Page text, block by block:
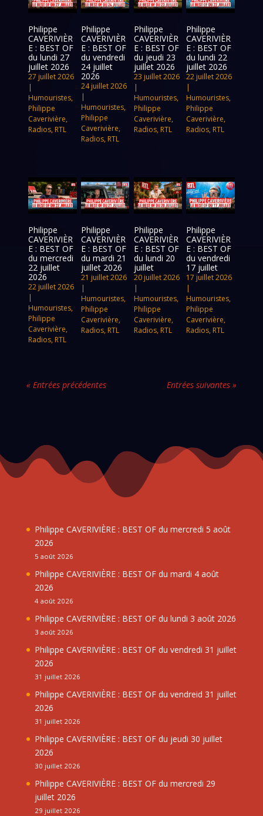
Philippe
CAVERIVIÈR
E : BEST OF
du lundi 27
juillet 2026
27 juillet 2026
|
Humouristes,
Philippe
Caverivière,
Radios, RTL
Philippe
CAVERIVIÈR
E : BEST OF
du vendredi
24 juillet
2026
24 juillet 2026
|
Humouristes,
Philippe
Caverivière,
Radios, RTL
Philippe
CAVERIVIÈR
E : BEST OF
du jeudi 23
juillet 2026
23 juillet 2026
|
Humouristes,
Philippe
Caverivière,
Radios, RTL
Philippe
CAVERIVIÈR
E : BEST OF
du lundi 22
juillet 2026
22 juillet 2026
|
Humouristes,
Philippe
Caverivière,
Radios, RTL
Philippe
CAVERIVIÈR
E : BEST OF
du mercredi
22 juillet
2026
22 juillet 2026
|
Humouristes,
Philippe
Caverivière,
Radios, RTL
Philippe
CAVERIVIÈR
E : BEST OF
du mardi 21
juillet 2026
21 juillet 2026
|
Humouristes,
Philippe
Caverivière,
Radios, RTL
Philippe
CAVERIVIÈR
E : BEST OF
du lundi 20
juillet
20 juillet 2026
|
Humouristes,
Philippe
Caverivière,
Radios, RTL
Philippe
CAVERIVIÈR
E : BEST OF
du vendredi
17 juillet
17 juillet 2026
|
Humouristes,
Philippe
Caverivière,
Radios, RTL
« Entrées précédentes Entrées suivantes »
Philippe CAVERIVIÈRE : BEST OF du mercredi 5 août
2026
5 août 2026
Philippe CAVERIVIÈRE : BEST OF du mardi 4 août
2026
4 août 2026
Philippe CAVERIVIÈRE : BEST OF du lundi 3 août 2026
3 août 2026
Philippe CAVERIVIÈRE : BEST OF du vendredi 31 juillet
2026
31 juillet 2026
Philippe CAVERIVIÈRE : BEST OF du vendreid 31 juillet
2026
31 juillet 2026
Philippe CAVERIVIÈRE : BEST OF du jeudi 30 juillet
2026
30 juillet 2026
Philippe CAVERIVIÈRE : BEST OF du mercredi 29
juillet 2026
29 juillet 2026